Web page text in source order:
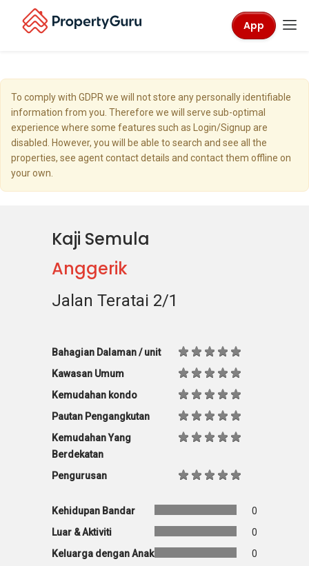
App
To comply with GDPR we will not store any personally identifiable
information from you. Therefore we will serve sub-optimal
experience where some features such as Login/Signup are
disabled. However, you will be able to search and see all the
properties, see agent contact details and contact them offline on
your own.
Kaji Semula
Anggerik
Jalan Teratai 2/1
Bahagian Dalaman / unit
Kawasan Umum
Kemudahan kondo
Pautan Pengangkutan
Kemudahan Yang
Berdekatan
Pengurusan
Kehidupan Bandar
0
Luar & Aktiviti
0
Keluarga dengan Anak
0